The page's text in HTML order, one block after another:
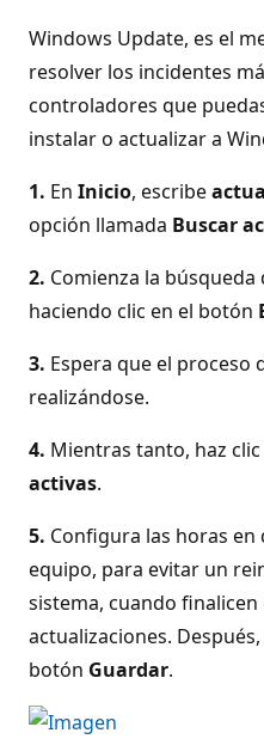
Windows Update, es el
resolver los incidentes
controladores que
instalar o actualizar a
1. En Inicio, escribe
opción llamada Buscar
2. Comienza la búsqueda
haciendo clic en el botón
3. Espera que el proceso
realizándose.
4. Mientras tanto, haz clic
activas.
5. Configura las horas
equipo, para evitar un
sistema, cuando finalicen
actualizaciones.
botón Guardar.